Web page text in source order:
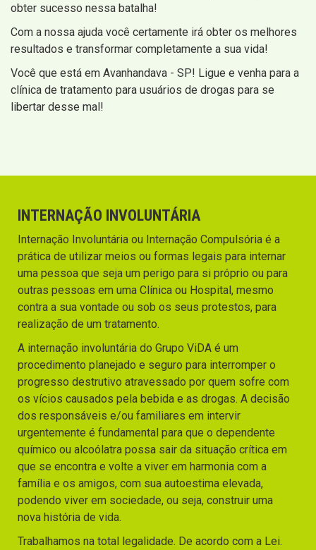
obter sucesso nessa batalha!
Com a nossa ajuda você certamente irá obter os melhores
resultados e transformar completamente a sua vida!
Você que está em Avanhandava - SP! Ligue e venha para a
clínica de tratamento para usuários de drogas para se
libertar desse mal!
INTERNAÇÃO INVOLUNTÁRIA
Internação Involuntária ou Internação Compulsória é a
prática de utilizar meios ou formas legais para internar
uma pessoa que seja um perigo para si próprio ou para
outras pessoas em uma Clínica ou Hospital, mesmo
contra a sua vontade ou sob os seus protestos, para
realização de um tratamento.
A internação involuntária do Grupo ViDA é um
procedimento planejado e seguro para interromper o
progresso destrutivo atravessado por quem sofre com
os vícios causados pela bebida e as drogas. A decisão
dos responsáveis e/ou familiares em intervir
urgentemente é fundamental para que o dependente
químico ou alcoólatra possa sair da situação crítica em
que se encontra e volte a viver em harmonia com a
família e os amigos, com sua autoestima elevada,
podendo viver em sociedade, ou seja, construir uma
nova história de vida.
Trabalhamos na total legalidade. De acordo com a Lei.